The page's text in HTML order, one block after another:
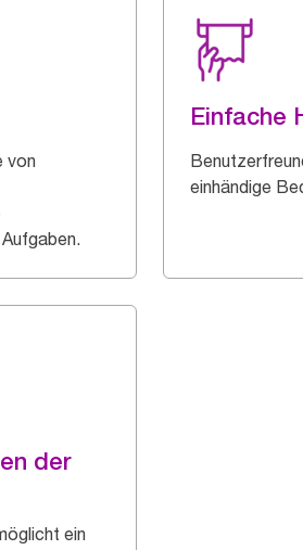
von
Einfache
einhändige
der
ein